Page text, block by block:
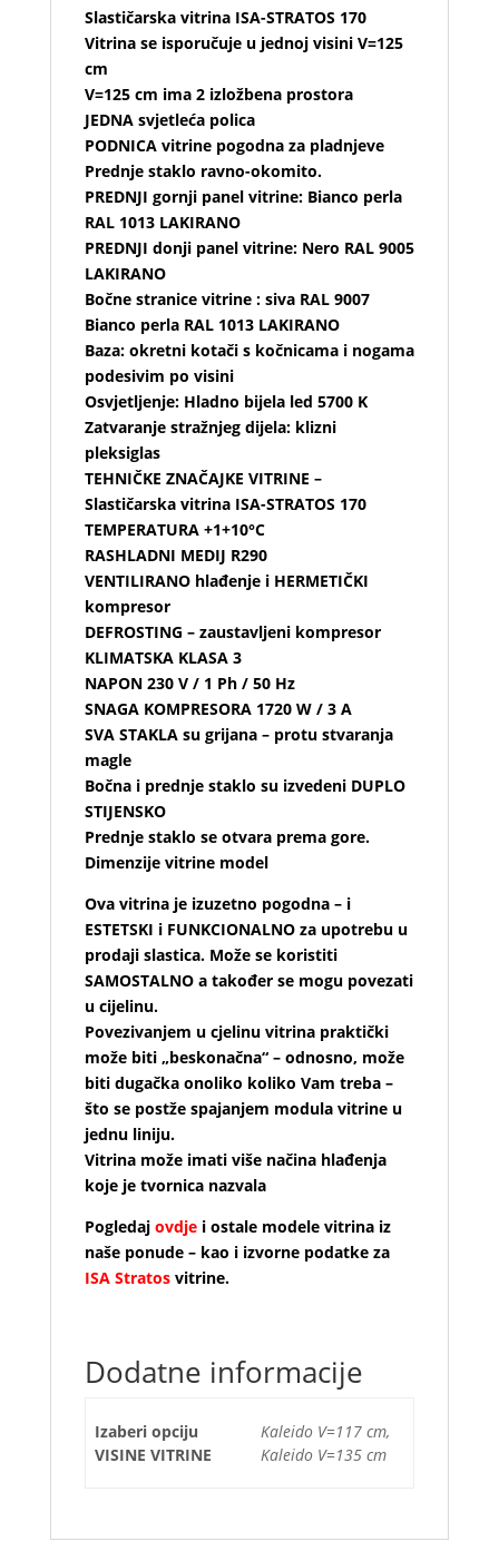
Slastičarska vitrina ISA-STRATOS 170
Vitrina se isporučuje u jednoj visini V=125
cm
V=125 cm ima 2 izložbena prostora
JEDNA svjetleća polica
PODNICA vitrine pogodna za pladnjeve
Prednje staklo ravno-okomito.
PREDNJI gornji panel vitrine: Bianco perla
RAL 1013 LAKIRANO
PREDNJI donji panel vitrine: Nero RAL 9005
LAKIRANO
Bočne stranice vitrine : siva RAL 9007
Bianco perla RAL 1013 LAKIRANO
Baza: okretni kotači s kočnicama i nogama
podesivim po visini
Osvjetljenje: Hladno bijela led 5700 K
Zatvaranje stražnjeg dijela: klizni
pleksiglas
TEHNIČKE ZNAČAJKE VITRINE –
Slastičarska vitrina ISA-STRATOS 170
TEMPERATURA +1+10°C
RASHLADNI MEDIJ R290
VENTILIRANO hlađenje i HERMETIČKI
kompresor
DEFROSTING – zaustavljeni kompresor
KLIMATSKA KLASA 3
NAPON 230 V / 1 Ph / 50 Hz
SNAGA KOMPRESORA 1720 W / 3 A
SVA STAKLA su grijana – protu stvaranja
magle
Bočna i prednje staklo su izvedeni DUPLO
STIJENSKO
Prednje staklo se otvara prema gore.
Dimenzije vitrine model
Ova vitrina je izuzetno pogodna – i
ESTETSKI i FUNKCIONALNO za upotrebu u
prodaji slastica. Može se koristiti
SAMOSTALNO a također se mogu povezati
u cijelinu.
Povezivanjem u cjelinu vitrina praktički
može biti „beskonačna“ – odnosno, može
biti dugačka onoliko koliko Vam treba –
što se postže spajanjem modula vitrine u
jednu liniju.
Vitrina može imati više načina hlađenja
koje je tvornica nazvala
Pogledaj ovdjei ostale modele vitrina iz
naše ponude – kao i izvorne podatke za
ISA Stratosvitrine.
Dodatne informacije
Izaberi opciju
VISINE VITRINE
Kaleido V=117 cm,
Kaleido V=135 cm